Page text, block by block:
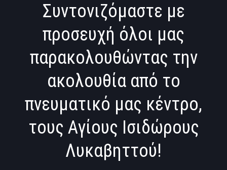
Συντονιζόμαστε με
προσευχή όλοι μας
παρακολουθώντας την
ακολουθία από το
πνευματικό μας κέντρο,
τους Αγίους Ισιδώρους
Λυκαβηττού!